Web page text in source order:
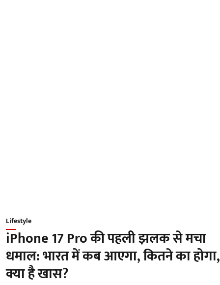
Lifestyle
iPhone 17 Pro की पहली झलक से मचा
धमाल: भारत में कब आएगा, कितने का होगा,
क्या है खास?